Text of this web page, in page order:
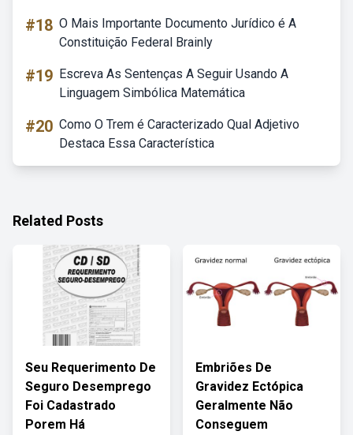
#18 O Mais Importante Documento Jurídico é A
Constituição Federal Brainly
#19 Escreva As Sentenças A Seguir Usando A
Linguagem Simbólica Matemática
#20 Como O Trem é Caracterizado Qual Adjetivo
Destaca Essa Característica
Related Posts
Seu Requerimento De
Seguro Desemprego
Foi Cadastrado
Porem Há
Embriões De
Gravidez Ectópica
Geralmente Não
Conseguem